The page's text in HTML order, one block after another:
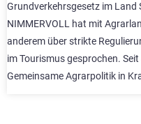
Grundverkehrsgesetz im Land
NIMMERVOLL hat mit
anderem über strikte
im Tourismus gesprochen.
Gemeinsame Agrarpolitik in